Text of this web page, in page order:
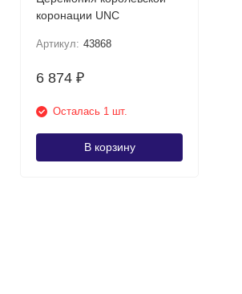
коронации UNC
Артикул: 43868
6 874₽
Осталась 1 шт.
В корзину